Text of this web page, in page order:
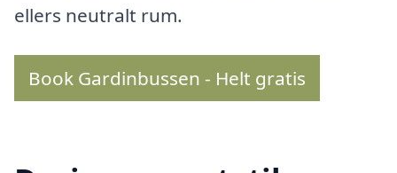
ellers neutralt rum.
Book Gardinbussen - Helt gratis